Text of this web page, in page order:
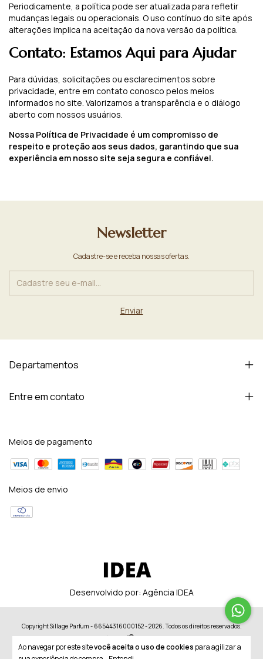
Ao navegar por este sitevocê aceita o uso de cookies para agilizar a
Periodicamente, a política pode ser atualizada para refletir
mudanças legais ou operacionais. O uso contínuo do site após
alterações implica na aceitação da nova versão da política.
Contato: Estamos Aqui para Ajudar
Para dúvidas, solicitações ou esclarecimentos sobre
privacidade, entre em contato conosco pelos meios
informados no site. Valorizamos a transparência e o diálogo
aberto com nossos usuários.
Nossa Política de Privacidade é um compromisso de
respeito e proteção aos seus dados, garantindo que sua
experiência em nosso site seja segura e confiável.
Newsletter
Cadastre-se e receba nossas ofertas.
Departamentos
Entre em contato
Meios de pagamento
Meios de envio
Desenvolvido por: Agência IDEA
Copyright Sillage Parfum - 66544316000152 - 2026. Todos os direitos reservados.